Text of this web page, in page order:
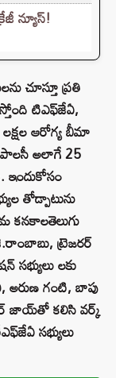
న్యూస్!
చూస్తూ ప్రతి
టిఎఫ్‌జేఏ,
లక్షల ఆరోగ్య బీమా
పాలసీ అలాగే 25
ఇందుకోసం
తోడ్పాటును
క‌న‌కాలతెలుగు
ట్రెజరర్
లకు
అరుణ గంటి, బాపు
జాయ్‌తో కలిసి వర్క్
స‌భ్యులు